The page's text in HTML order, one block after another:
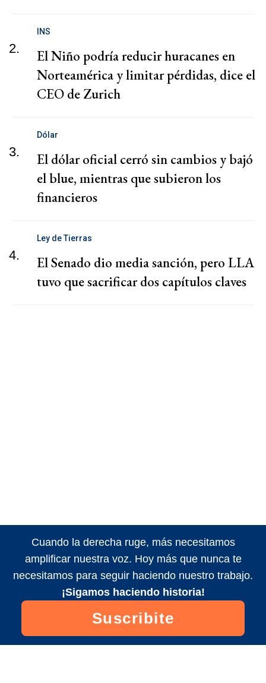
2.
INS
El Niño podría reducir huracanes en
Norteamérica y limitar pérdidas, dice el
CEO de Zurich
3.
Dólar
El dólar oficial cerró sin cambios y bajó
el blue, mientras que subieron los
financieros
4.
Ley de Tierras
El Senado dio media sanción, pero LLA
tuvo que sacrificar dos capítulos claves
Cuando la derecha ruge, más necesitamos
amplificar nuestra voz. Hoy más que nunca te
necesitamos para seguir haciendo nuestro trabajo.
¡Sigamos haciendo historia!
Suscribite